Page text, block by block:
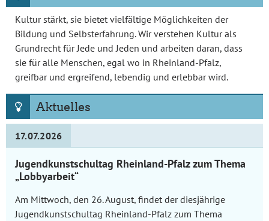
Kultur stärkt, sie bietet vielfältige Möglichkeiten der
Bildung und Selbsterfahrung. Wir verstehen Kultur als
Grundrecht für Jede und Jeden und arbeiten daran, dass
sie für alle Menschen, egal wo in Rheinland-Pfalz,
greifbar und ergreifend, lebendig und erlebbar wird.
Aktuelles
17.07.2026
Jugendkunstschultag Rheinland-Pfalz zum Thema
„Lobbyarbeit“
Am Mittwoch, den 26. August, findet der diesjährige
Jugendkunstschultag Rheinland-Pfalz zum Thema